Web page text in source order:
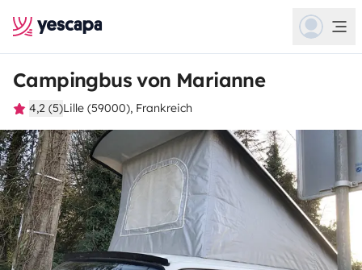
Campingbus von Marianne
4,2 (5)Lille (59000), Frankreich